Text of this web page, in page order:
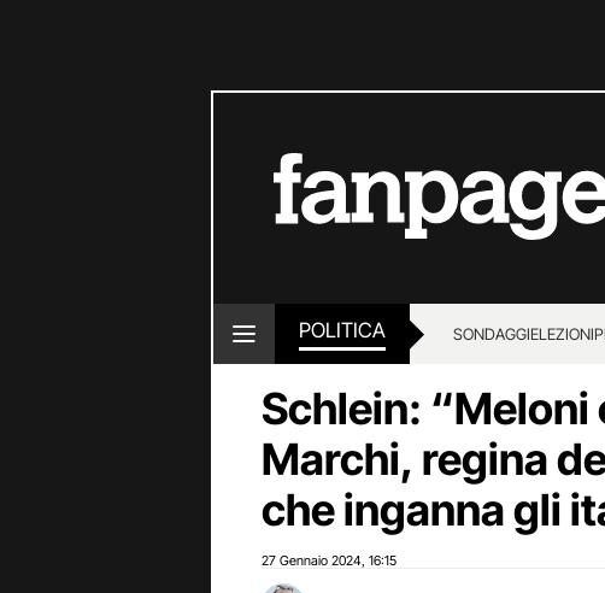
POLITICA SONDAGGIELEZIONI
Schlein: “Meloni
Marchi, regina
che inganna gli
27 Gennaio 2024 16:15